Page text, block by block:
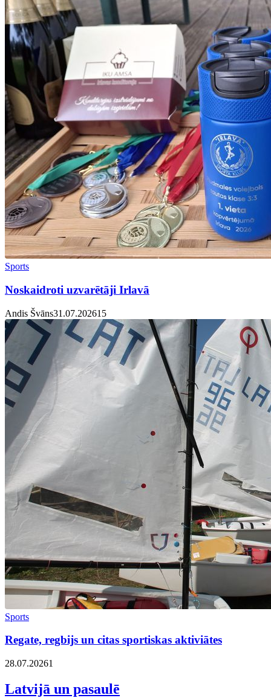
Sports
Noskaidroti uzvarētāji Irlavā
Andis Švāns31.07.20261 5
Sports
Regate, regbijs un citas sportiskas aktiviātes
28.07.20261
Latvijā un pasaulē